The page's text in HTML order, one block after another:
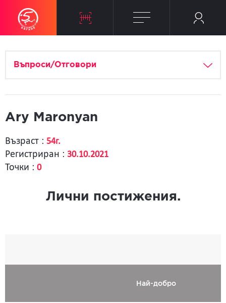
Въпроси/Отговори
Ary Maronyan
Възраст : 54г.
Регистриран : 30.10.2021
Точки : 0
Лични постижения.
Най-добро